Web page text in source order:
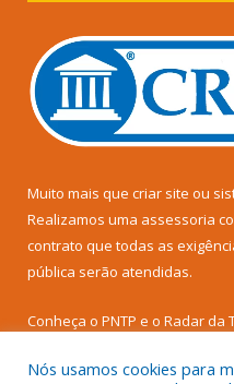
Muito mais que criar site ou
Realizamos uma assessoria
contrato que todas as
pública serão atendidas.
Conheça o PNTP e o Radar da
Nós usamos cookies para